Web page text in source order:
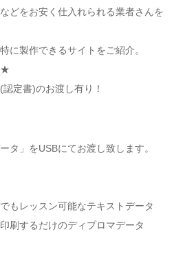
どをお安く仕入れられる業者さんを
に製作できるサイトをご紹介。
★
定書)のお渡し有り！
ータ」をUSBにてお渡し致します。
もレッスン可能なテキストデータ
刷するだけのディプロマデータ